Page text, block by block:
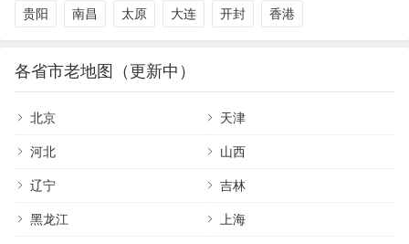
贵阳 南昌 太原 大连 开封 香港
各省市老地图（更新中）
北京 天津
河北 山西
辽宁 吉林
黑龙江 上海